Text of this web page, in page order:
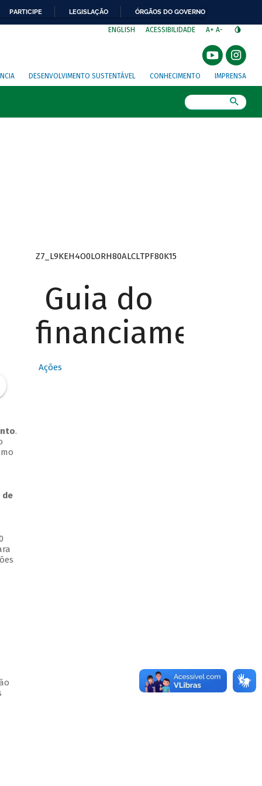
PARTICIPE LEGISLAÇÃO ÓRGÃOS DO GOVERNO
ENGLISH ACESSIBILIDADE A+ A-
DESENVOLVIMENTO SUSTENTÁVEL CONHECIMENTO IMPRENSA
.
de
Z7_L9KEH4O0LORH80ALCLTPF80K15
Guia do
financiamento
Ações